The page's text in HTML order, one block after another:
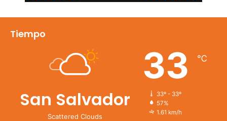
Tiempo
San Salvador
Scattered Clouds
33 ℃
33º - 33º
57%
1.61 km/h